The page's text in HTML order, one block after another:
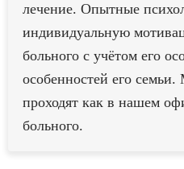
лечение. Опытные
индивидуальную
больного с учётом его
особенностей его
проходят как в нашем
больного.